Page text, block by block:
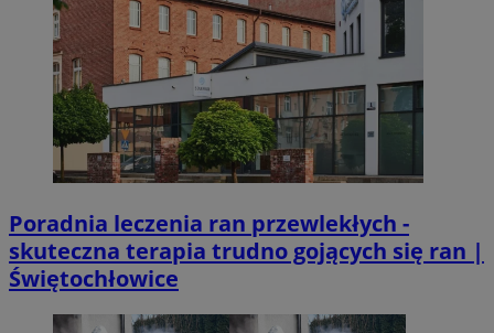
Poradnia leczenia ran przewlekłych -
skuteczna terapia trudno gojących się ran |
Świętochłowice